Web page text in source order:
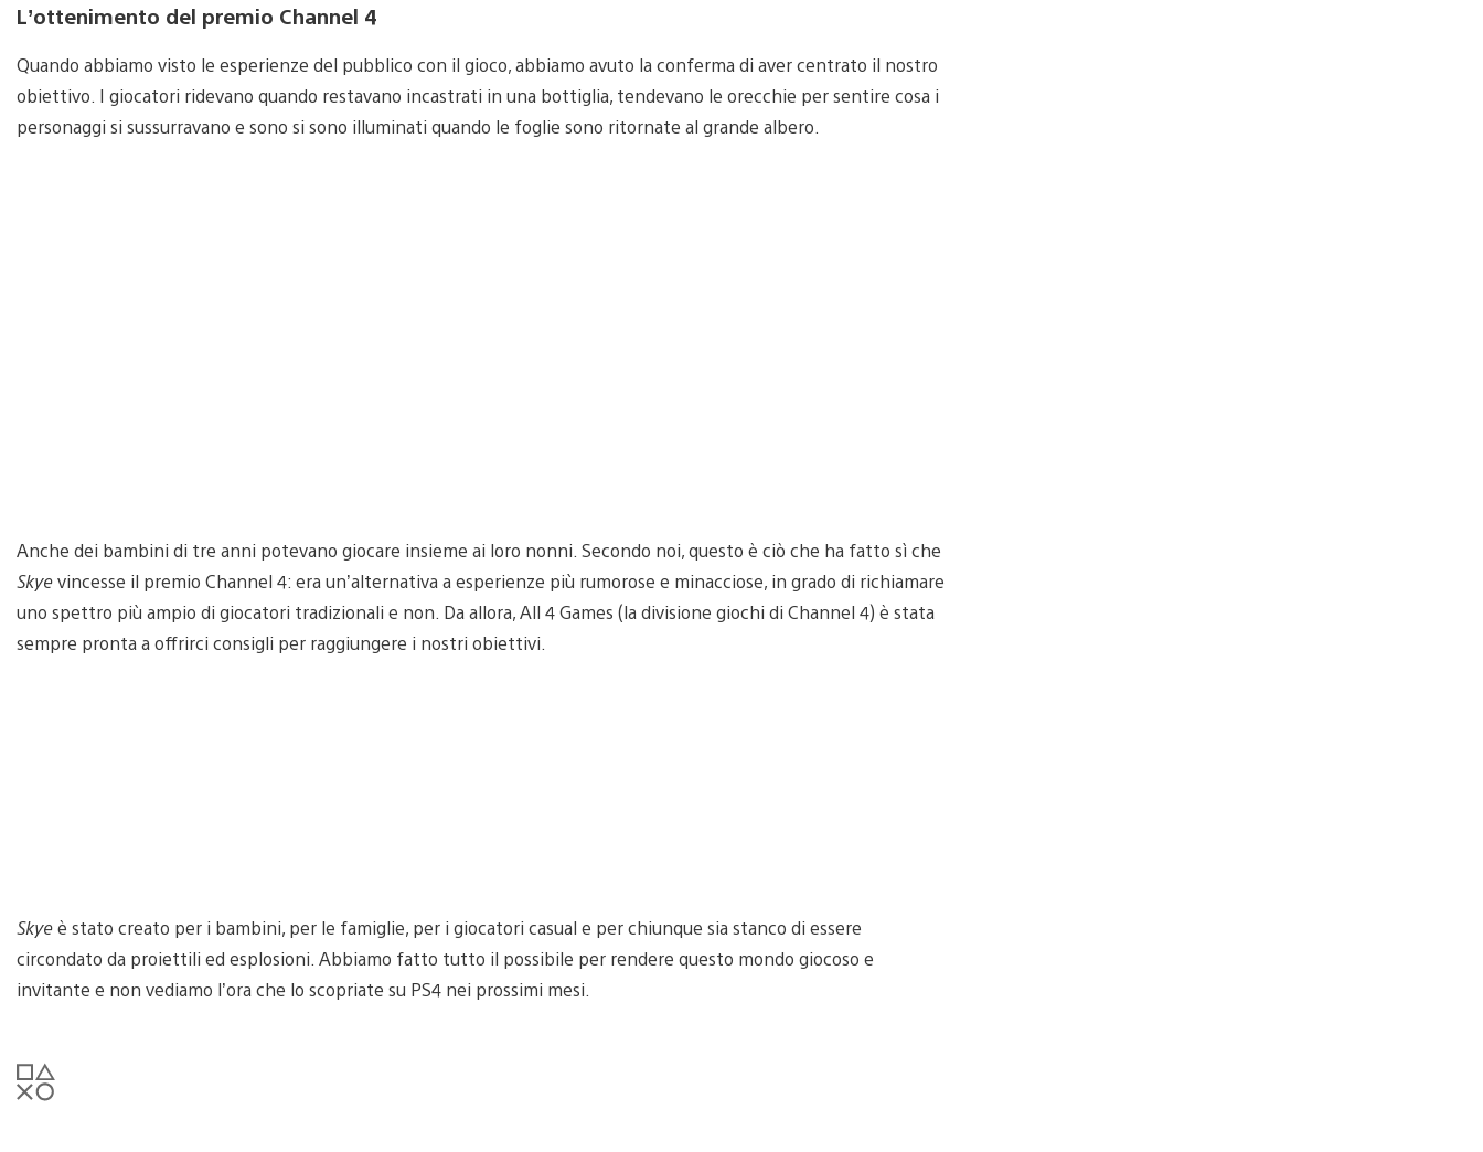
L’ottenimento del premio Channel 4
Quando abbiamo visto le esperienze del pubblico con il gioco, abbiamo avuto la conferma di aver centrato il nostro
obiettivo. I giocatori ridevano quando restavano incastrati in una bottiglia, tendevano le orecchie per sentire cosa i
personaggi si sussurravano e sono si sono illuminati quando le foglie sono ritornate al grande albero.
Anche dei bambini di tre anni potevano giocare insieme ai loro nonni. Secondo noi, questo è ciò che ha fatto sì che
Skyevincesse il premio Channel 4: era un’alternativa a esperienze più rumorose e minacciose, in grado di richiamare
uno spettro più ampio di giocatori tradizionali e non. Da allora, All 4 Games (la divisione giochi di Channel 4) è stata
sempre pronta a offrirci consigli per raggiungere i nostri obiettivi.
Skyeè stato creato per i bambini, per le famiglie, per i giocatori casual e per chiunque sia stanco di essere
circondato da proiettili ed esplosioni. Abbiamo fatto tutto il possibile per rendere questo mondo giocoso e
invitante e non vediamo l’ora che lo scopriate su PS4 nei prossimi mesi.